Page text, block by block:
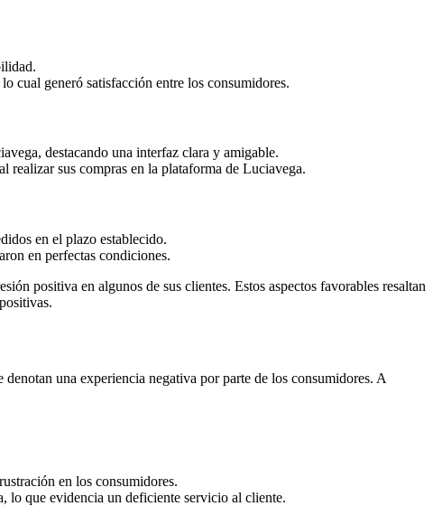
cual generó satisfacción entre los consumidores.
destacando una interfaz clara y amigable.
realizar sus compras en la plataforma de Luciavega.
en el plazo establecido.
en perfectas condiciones.
positiva en algunos de sus clientes. Estos aspectos favorables resaltan
una experiencia negativa por parte de los consumidores. A
en los consumidores.
lo que evidencia un deficiente servicio al cliente.